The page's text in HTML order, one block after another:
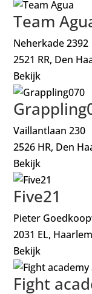
Team
Neherkade 2392
2521 RR, Den
Bekijk
Vaillantlaan 230
2526 HR, Den
Bekijk
Five21
Pieter
2031 EL, Haarlem
Bekijk
Fight